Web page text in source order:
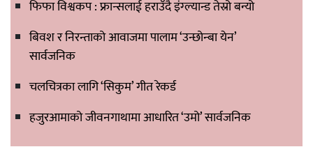
फिफा विश्वकप : फ्रान्सलाई हराउँदै इंग्ल्यान्ड तेस्रो बन्यो
बिवश र निरन्ताको आवाजमा पालाम ‘उन्छोन्बा येन’
सार्वजनिक
चलचित्रका लागि ‘सिकुम’ गीत रेकर्ड
हजुरआमाको जीवनगाथामा आधारित ‘उमो’ सार्वजनिक